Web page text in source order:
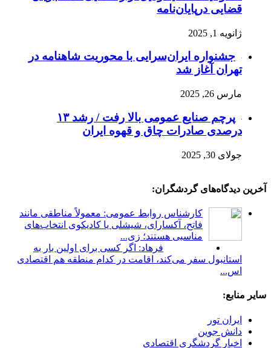
قضایی درپایان‌نامه
ژانویه 1, 2025
جشنواره ایران‌سرایی با محوریت شاهنامه در
تهران آغاز شد
مارس 26, 2025
پرچم صنایع عمومی بالا رفت / رشد ۱۳
درصدی صادرات چاق و قهوه ایران
جولای 30, 2025
آخرین دیدگاه‌های گردشگران:
کارشناس روابط عمومی: معمولاً مناطقی مانند
فاتح، آکسارای، شیشلی یا کادیکوی انتخاب‌های
مناسبی هستند؛ زی...
فرهاد: اگر کسی برای اولین بار به
استانبول سفر می‌کند، اقامت در کدام منطقه هم اقتصادی
اس...
سایر منابع:
ایران تور
دانش جوین
اخبار گردشگری اقتصادی